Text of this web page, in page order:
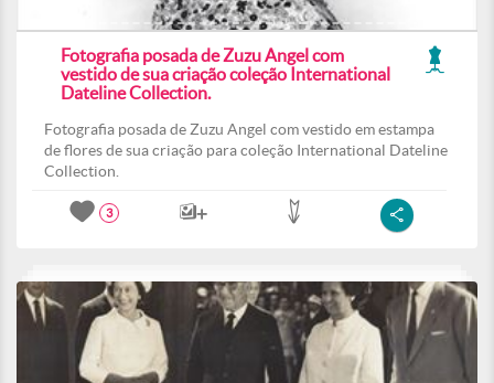
Fotografia posada de Zuzu Angel com
vestido de sua criação coleção International
Dateline Collection.
Fotografia posada de Zuzu Angel com vestido em estampa
de flores de sua criação para coleção International Dateline
Collection.
3